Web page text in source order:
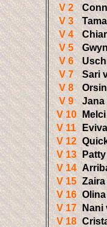
V 2
V 3
V 4
V 5
V 6
V 7
Sari
V 8
V 9
Jana
V 10
V 11
V 12
V 13
V 14
V 15
V 16
V 17
Nani
V 18